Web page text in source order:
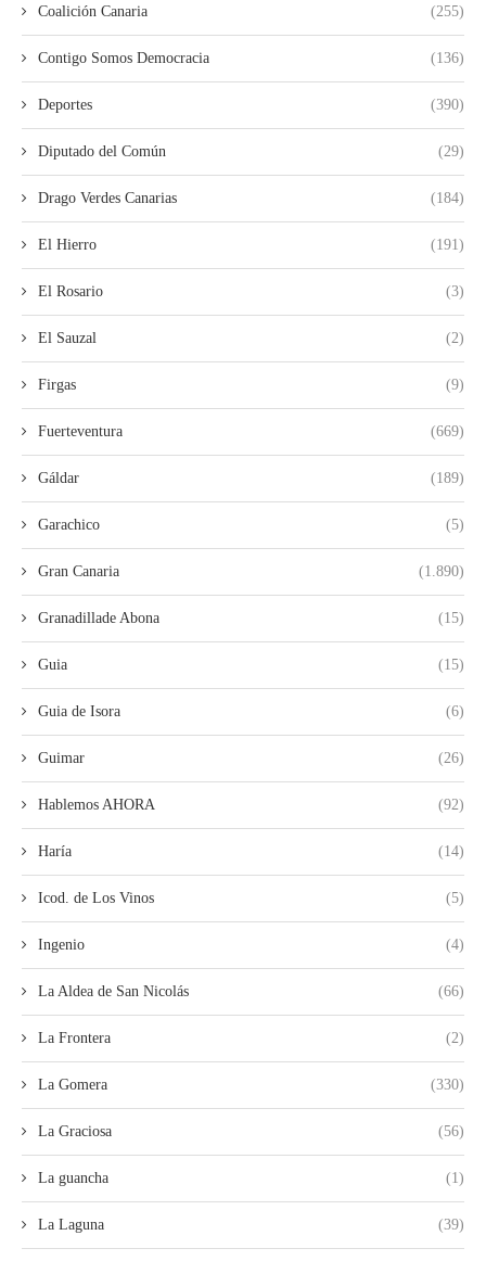
Coalición Canaria (255)
Contigo Somos Democracia (136)
Deportes (390)
Diputado del Común (29)
Drago Verdes Canarias (184)
El Hierro (191)
El Rosario (3)
El Sauzal (2)
Firgas (9)
Fuerteventura (669)
Gáldar (189)
Garachico (5)
Gran Canaria (1.890)
Granadillade Abona (15)
Guia (15)
Guia de Isora (6)
Guimar (26)
Hablemos AHORA (92)
Haría (14)
Icod. de Los Vinos (5)
Ingenio (4)
La Aldea de San Nicolás (66)
La Frontera (2)
La Gomera (330)
La Graciosa (56)
La guancha (1)
La Laguna (39)